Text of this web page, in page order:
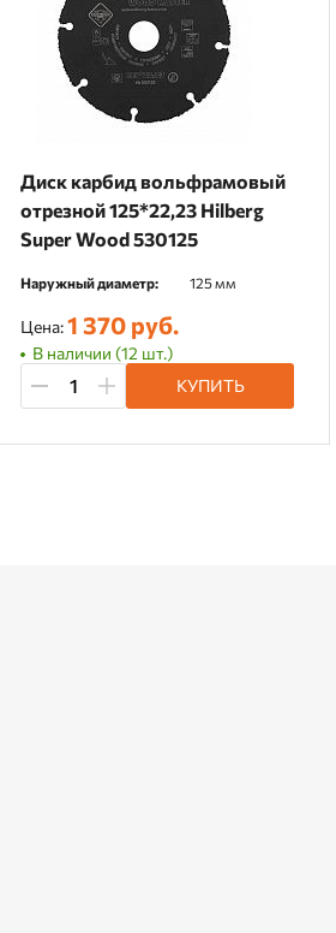
Диск карбид вольфрамовый
отрезной 125*22,23 Hilberg
Super Wood 530125
Наружный диаметр: 125 мм
Цена:1 370 руб.
В наличии (12 шт.)
КУПИТЬ